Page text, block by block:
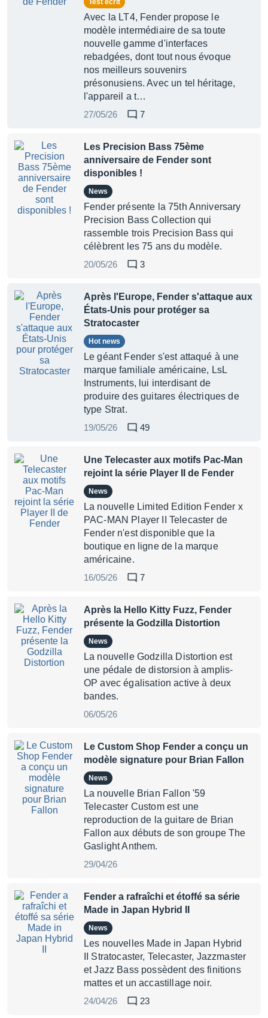
Test écrit
Avec la LT4, Fender propose le
modèle intermédiaire de sa toute
nouvelle gamme d'interfaces
rebadgées, dont tout nous évoque
nos meilleurs souvenirs
présonusiens. Avec un tel héritage,
l'appareil a t…
27/05/26
7
Les Precision Bass 75ème
anniversaire de Fender sont
disponibles !
News
Fender présente la 75th Anniversary
Precision Bass Collection qui
rassemble trois Precision Bass qui
célèbrent les 75 ans du modèle.
20/05/26
3
Après l'Europe, Fender s'attaque aux
États-Unis pour protéger sa
Stratocaster
Hot news
Le géant Fender s'est attaqué à une
marque familiale américaine, LsL
Instruments, lui interdisant de
produire des guitares électriques de
type Strat.
19/05/26
49
Une Telecaster aux motifs Pac-Man
rejoint la série Player II de Fender
News
La nouvelle Limited Edition Fender x
PAC-MAN Player II Telecaster de
Fender n'est disponible que la
boutique en ligne de la marque
américaine.
16/05/26
7
Après la Hello Kitty Fuzz, Fender
présente la Godzilla Distortion
News
La nouvelle Godzilla Distortion est
une pédale de distorsion à amplis-
OP avec égalisation active à deux
bandes.
06/05/26
Le Custom Shop Fender a conçu un
modèle signature pour Brian Fallon
News
La nouvelle Brian Fallon '59
Telecaster Custom est une
reproduction de la guitare de Brian
Fallon aux débuts de son groupe The
Gaslight Anthem.
29/04/26
Fender a rafraîchi et étoffé sa série
Made in Japan Hybrid II
News
Les nouvelles Made in Japan Hybrid
II Stratocaster, Telecaster, Jazzmaster
et Jazz Bass possèdent des finitions
mattes et un accastillage noir.
24/04/26
23